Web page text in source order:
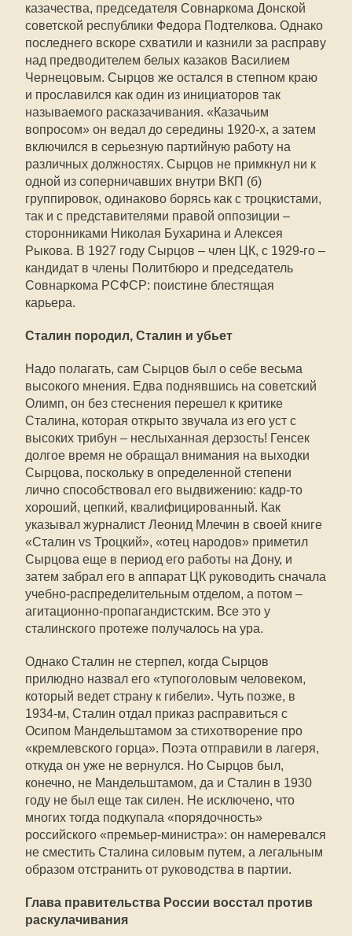
казачества, председателя Совнаркома Донской
советской республики Федора Подтелкова. Однако
последнего вскоре схватили и казнили за расправу
над предводителем белых казаков Василием
Чернецовым. Сырцов же остался в степном краю
и прославился как один из инициаторов так
называемого расказачивания. «Казачьим
вопросом» он ведал до середины 1920-х, а затем
включился в серьезную партийную работу на
различных должностях. Сырцов не примкнул ни к
одной из соперничавших внутри ВКП (б)
группировок, одинаково борясь как с троцкистами,
так и с представителями правой оппозиции –
сторонниками Николая Бухарина и Алексея
Рыкова. В 1927 году Сырцов – член ЦК, с 1929-го –
кандидат в члены Политбюро и председатель
Совнаркома РСФСР: поистине блестящая
карьера.
Сталин породил, Сталин и убьет
Надо полагать, сам Сырцов был о себе весьма
высокого мнения. Едва поднявшись на советский
Олимп, он без стеснения перешел к критике
Сталина, которая открыто звучала из его уст с
высоких трибун – неслыханная дерзость! Генсек
долгое время не обращал внимания на выходки
Сырцова, поскольку в определенной степени
лично способствовал его выдвижению: кадр-то
хороший, цепкий, квалифицированный. Как
указывал журналист Леонид Млечин в своей книге
«Сталин vs Троцкий», «отец народов» приметил
Сырцова еще в период его работы на Дону, и
затем забрал его в аппарат ЦК руководить сначала
учебно-распределительным отделом, а потом –
агитационно-пропагандистским. Все это у
сталинского протеже получалось на ура.
Однако Сталин не стерпел, когда Сырцов
прилюдно назвал его «тупоголовым человеком,
который ведет страну к гибели». Чуть позже, в
1934-м, Сталин отдал приказ расправиться с
Осипом Мандельштамом за стихотворение про
«кремлевского горца». Поэта отправили в лагеря,
откуда он уже не вернулся. Но Сырцов был,
конечно, не Мандельштамом, да и Сталин в 1930
году не был еще так силен. Не исключено, что
многих тогда подкупала «порядочность»
российского «премьер-министра»: он намеревался
не сместить Сталина силовым путем, а легальным
образом отстранить от руководства в партии.
Глава правительства России восстал против
раскулачивания